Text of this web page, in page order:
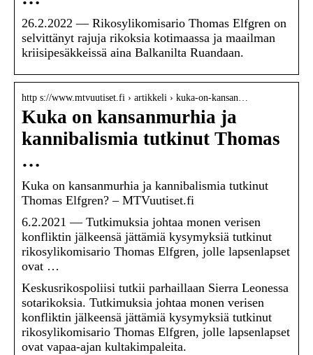
26.2.2022 — Rikosylikomisario Thomas Elfgren on
selvittänyt rajuja rikoksia kotimaassa ja maailman
kriisipesäkkeissä aina Balkanilta Ruandaan.
http s://www.mtvuutiset.fi › artikkeli › kuka-on-kansan…
Kuka on kansanmurhia ja
kannibalismia tutkinut Thomas
…
Kuka on kansanmurhia ja kannibalismia tutkinut
Thomas Elfgren? – MTVuutiset.fi
6.2.2021 — Tutkimuksia johtaa monen verisen
konfliktin jälkeensä jättämiä kysymyksiä tutkinut
rikosylikomisario Thomas Elfgren, jolle lapsenlapset
ovat …
Keskusrikospoliisi tutkii parhaillaan Sierra Leonessa
sotarikoksia. Tutkimuksia johtaa monen verisen
konfliktin jälkeensä jättämiä kysymyksiä tutkinut
rikosylikomisario Thomas Elfgren, jolle lapsenlapset
ovat vapaa-ajan kultakimpaleita.